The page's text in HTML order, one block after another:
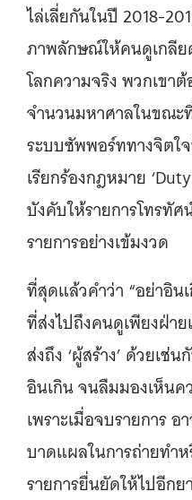
ไล่เลี่ยกันในปี 2018-
ภาพลักษณ์ให้คนดูเกลีย
โลกความจริง พวกเขา
จำนวนมหาศาลในขณะ
ระบบซัพพอร์ททางจิตใ
เรียกร้องกฎหมาย
บังคับให้รายการโทรทั
รายการอย่างเข้มงวด
ที่สุดแล้วคำว่า “อย่าอิน
ที่ส่งไปถึงคนดูเพียงฝ่า
ส่งถึง ‘ผู้สร้าง’ ด้วยเช่
อินเกิน จนลืมมองเห็นค
เพราะเมื่อจบรายการ
บาดแผลในการถ่ายทำ
รายการยื่นยัดให้ไปอีก